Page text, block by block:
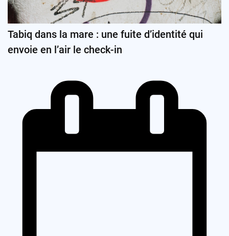
Tabiq dans la mare : une fuite d’identité qui
envoie en l’air le check-in